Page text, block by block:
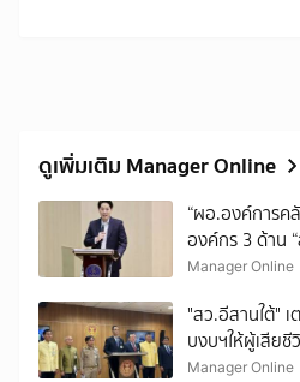
ดูเพิ่มเติม Manager Online
“ผอ.องค์การค
องค์กร 3 ด้าน “
Manager Online
"สว.อีสานใต้"
บงบฯให้ผู้เสียชี
โดรนไม่ทราบที่มา
Manager Online